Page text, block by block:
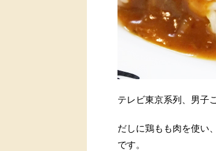
テレビ東京系列、男子
だしに鶏もも肉を使い
です。